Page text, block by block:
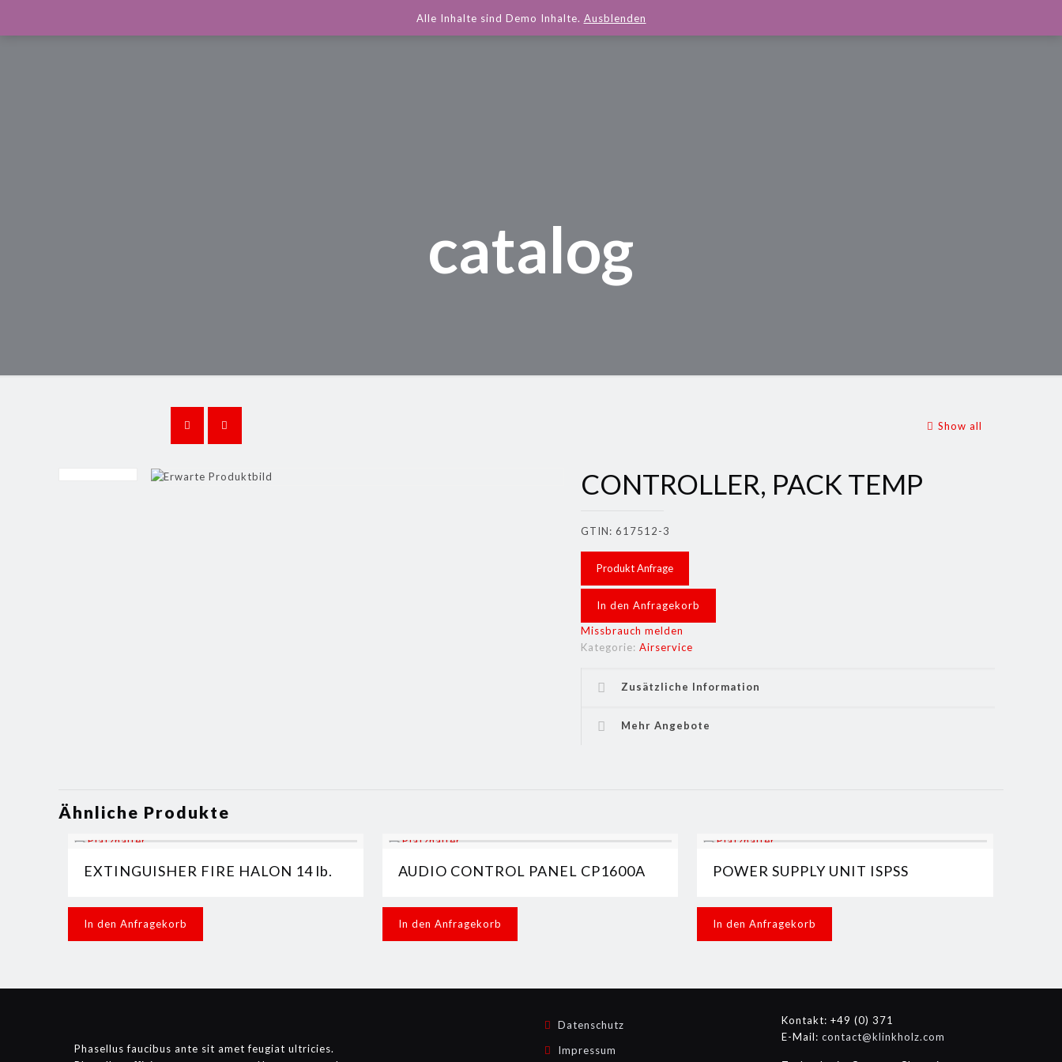
catalog
Show all
CONTROLLER, PACK TEMP
GTIN: 617512-3
Produkt Anfrage
In den Anfragekorb
Missbrauch melden
Kategorie:Airservice
Zusätzliche Information
Mehr Angebote
Ähnliche Produkte
EXTINGUISHER FIRE HALON 14 lb.
In den Anfragekorb
AUDIO CONTROL PANEL CP1600A
In den Anfragekorb
POWER SUPPLY UNIT ISPSS
In den Anfragekorb
Phasellus faucibus ante sit amet feugiat ultricies.
Datenschutz
Impressum
Kontakt: +49 (0) 371
E-Mail:contact@klinkholz.com
Alle Inhalte sind Demo Inhalte. Ausblenden